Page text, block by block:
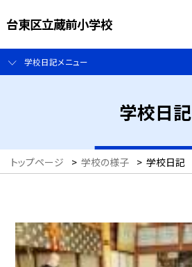
台東区立蔵前小学校
学校日記メニュー
学校日記
トップページ > 学校の様子 > 学校日記